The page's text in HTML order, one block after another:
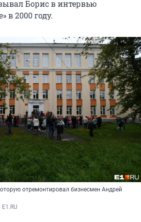
с медью в черепах
перестройки.
гудит своей трубой,
свистит протяжно.
не была со мной,
и закурит важно.
альбом,
согреты,
голубом,
и поэты.
Борис в интервью
в 2000 году.
отремонтировал бизнесмен Андрей